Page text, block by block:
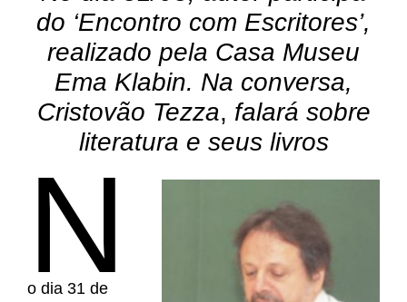
do ‘Encontro com Escritores’,
realizado pela Casa Museu
Ema Klabin. Na conversa,
Cristovão Tezza, falará sobre
literatura e seus livros
N
o dia 31 de